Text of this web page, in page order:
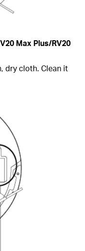
Max Plus/RV20
dry cloth. Clean it